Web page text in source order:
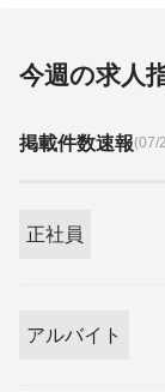
今週の求人
掲載件数速報(07/
正社員
アルバイト